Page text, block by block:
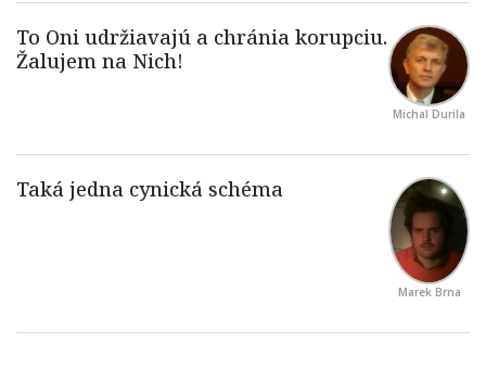
Michal Durila
Marek Brna